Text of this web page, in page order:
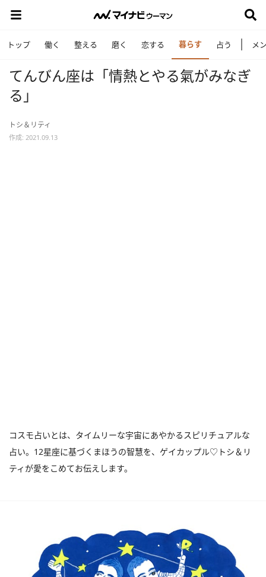
トップ 働く 整える 磨く 恋する 暮らす 占う メ
てんびん座は「情熱とやる氣がみなぎ
る」
トシ＆リティ
作成: 2021.09.13
コスモ占いとは、タイムリーな宇宙にあやかるスピリチュアルな
占い。12星座に基づくまほうの智慧を、ゲイカップル♡トシ＆リ
ティが愛をこめてお伝えします。